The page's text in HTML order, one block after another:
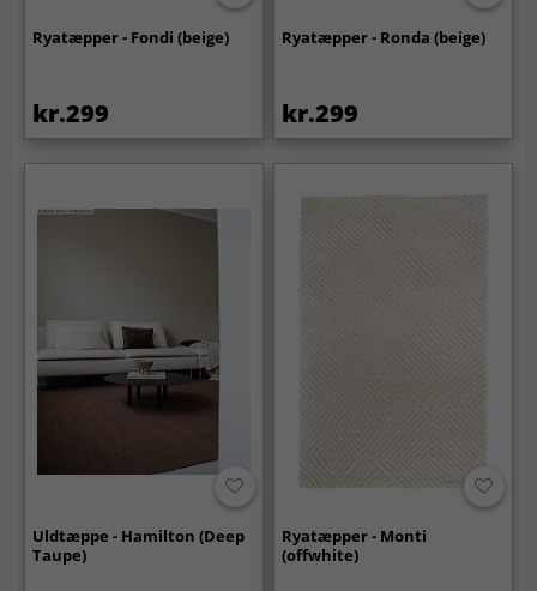
Ryatæpper - Fondi (beige)
kr.299
Ryatæpper - Ronda (beige)
kr.299
Uldtæppe - Hamilton (Deep
Taupe)
Ryatæpper - Monti
(offwhite)